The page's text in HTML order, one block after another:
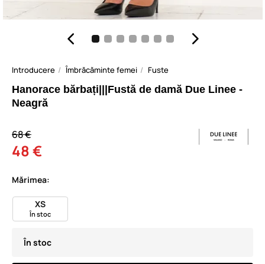
Introducere Îmbrăcăminte femei Fuste
Hanorace bărbați|||Fustă de damă Due Linee -
Neagră
68 €
48 €
Mărimea:
XS
În stoc
În stoc